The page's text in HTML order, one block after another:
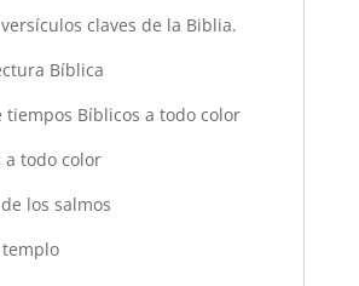
claves de la Biblia.
Bíblica
tiempos Bíblicos a todo color
a todo color
los salmos
templo